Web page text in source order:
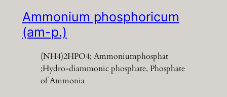
Ammonium phosphoricum
(am-p.)
(NH4)2HPO4; Ammoniumphosphat
;Hydro-diammonic phosphate, Phosphate
of Ammonia